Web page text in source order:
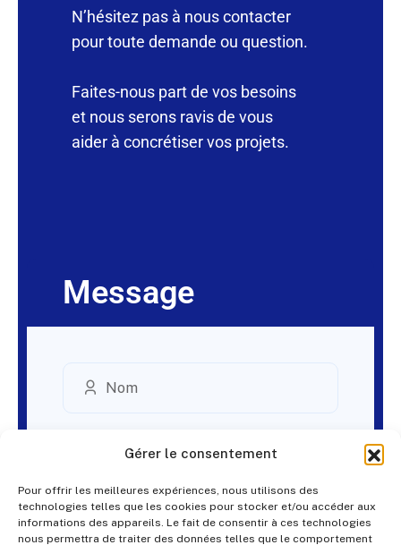
Gérer le consentement
Pour offrir les meilleures expériences, nous utilisons des
technologies telles que les cookies pour stocker et/ou accéder aux
informations des appareils. Le fait de consentir à ces technologies
nous permettra de traiter des données telles que le comportement
N’hésitez pas à nous contacter
pour toute demande ou question.
Faites-nous part de vos besoins
et nous serons ravis de vous
aider à concrétiser vos projets.
Message